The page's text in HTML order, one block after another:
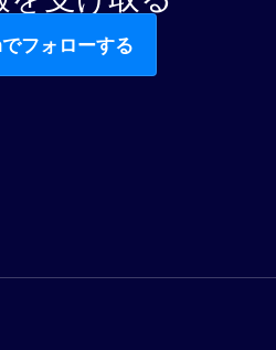
フォローする